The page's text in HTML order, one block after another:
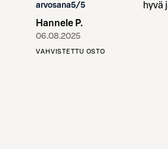
arvosana5/5
Hannele P.
06.08.2025
VAHVISTETTU OSTO
hyvä